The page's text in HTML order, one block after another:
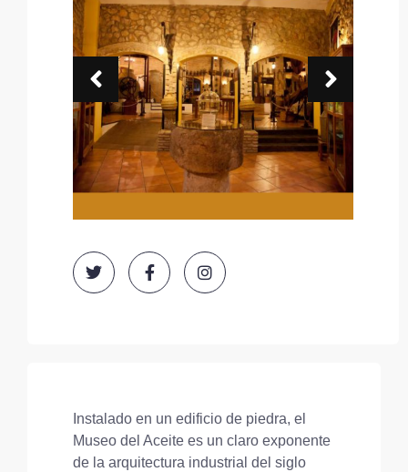
Instalado en un edificio de piedra, el
Museo del Aceite es un claro exponente
de la arquitectura industrial del siglo